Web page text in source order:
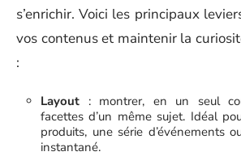
s’enrichir. Voici les principaux
vos contenus et maintenir la
:
Layout : montrer, en un seul
facettes d’un même sujet. Idéal
produits, une série d’événements
instantané.